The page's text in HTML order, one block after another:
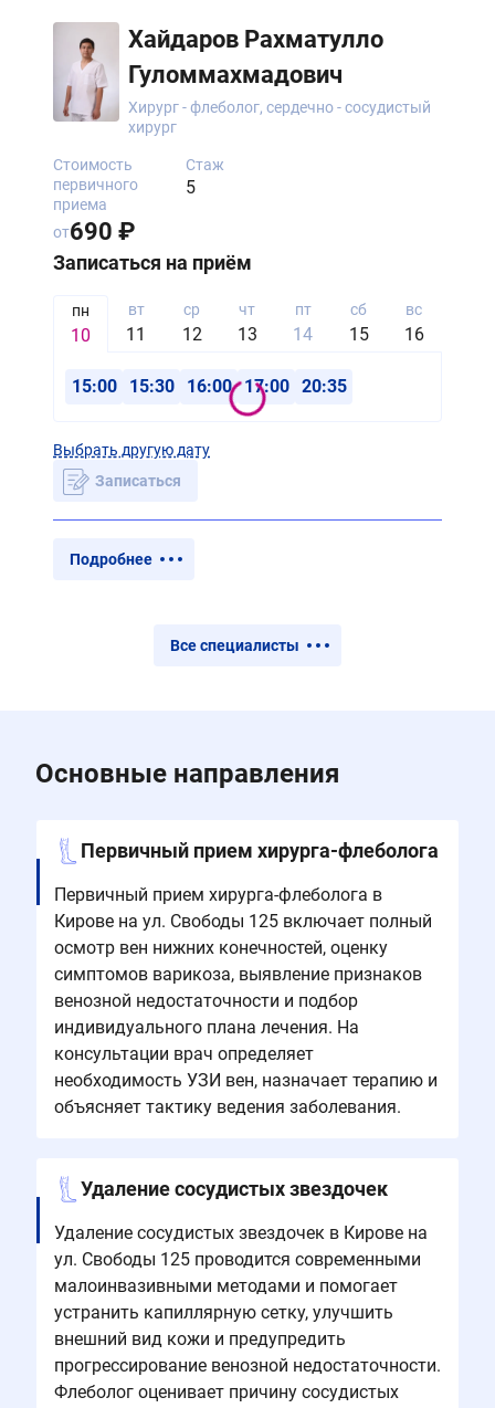
Хайдаров Рахматулло
Гуломмахмадович
Хирург - флеболог, сердечно - сосудистый
хирург
Стаж
5
Стоимость
первичного
приема
от690 ₽
Записаться на приём
пн
10
вт
11
ср
12
чт
13
пт
14
сб
15
вс
16
15:00 15:30 16:00 17:00 20:35
Выбрать другую дату
Записаться
Подробнее
Все специалисты
Основные направления
Первичный прием хирурга-флеболога
Первичный прием хирурга-флеболога в
Кирове на ул. Свободы 125 включает полный
осмотр вен нижних конечностей, оценку
симптомов варикоза, выявление признаков
венозной недостаточности и подбор
индивидуального плана лечения. На
консультации врач определяет
необходимость УЗИ вен, назначает терапию и
объясняет тактику ведения заболевания.
Удаление сосудистых звездочек
Удаление сосудистых звездочек в Кирове на
ул. Свободы 125 проводится современными
малоинвазивными методами и помогает
устранить капиллярную сетку, улучшить
внешний вид кожи и предупредить
прогрессирование венозной недостаточности.
Флеболог оценивает причину сосудистых